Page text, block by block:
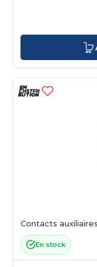
Contacts
En stock